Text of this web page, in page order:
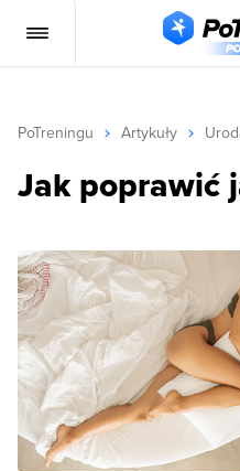
PoTreningu Artykuły
Jak poprawić